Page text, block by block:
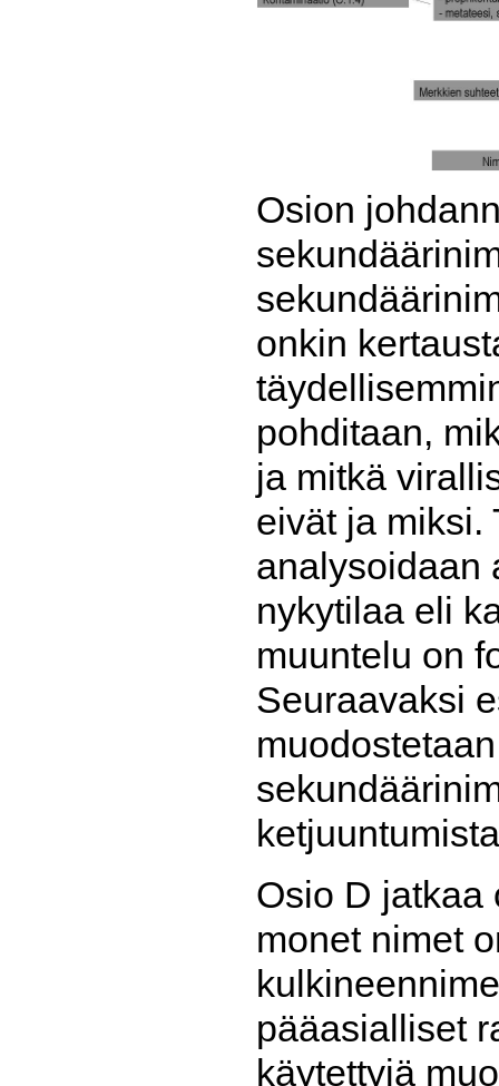
Osion
onkin
pohditaan,
ja mitkä
eivät ja miksi.
analysoidaan
nykytilaa eli
muuntelu on
Seuraavaksi
Osio D jatkaa
monet nimet
pääasialliset
käytettyjä